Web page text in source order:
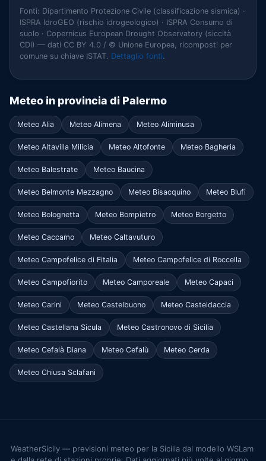
Fonti: Dipartimento Protezione Civile (classificazione sismica) ·
ISPRA IdroGEO (rischio idrogeologico) · ISPRA Consumo di
suolo · Copernicus European Drought Observatory (siccità
CDI) — dati CC BY 4.0 / © Unione Europea, ricomposti per
comune su chiave ISTAT. Dettaglio fonti.
Meteo in provincia di Palermo
Meteo Alia Meteo Alimena Meteo Aliminusa
Meteo Altavilla Milicia Meteo Altofonte Meteo Bagheria
Meteo Balestrate Meteo Baucina
Meteo Belmonte Mezzagno Meteo Bisacquino Meteo Blufi
Meteo Bolognetta Meteo Bompietro Meteo Borgetto
Meteo Caccamo Meteo Caltavuturo
Meteo Campofelice di Fitalia Meteo Campofelice di Roccella
Meteo Campofiorito Meteo Camporeale Meteo Capaci
Meteo Carini Meteo Castelbuono Meteo Casteldaccia
Meteo Castellana Sicula Meteo Castronovo di Sicilia
Meteo Cefalà Diana Meteo Cefalù Meteo Cerda
Meteo Chiusa Sclafani
WeatherSicily — previsioni meteo per la Sicilia dal modello WSLam